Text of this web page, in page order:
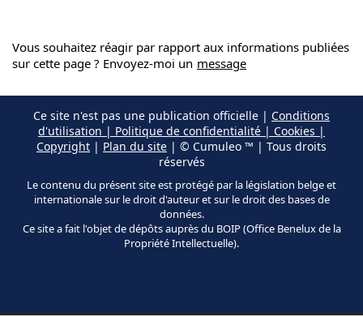
Vous souhaitez réagir par rapport aux informations publiées
sur cette page ? Envoyez-moi un message
Ce site n'est pas une publication officielle | Conditions
d'utilisation | Politique de confidentialité | Cookies |
Copyright | Plan du site | © Cumuleo ™ | Tous droits
réservés
Le contenu du présent site est protégé par la législation belge et
internationale sur le droit d'auteur et sur le droit des bases de
données.
Ce site a fait l'objet de dépôts auprès du BOIP (Office Benelux de la
Propriété Intellectuelle).